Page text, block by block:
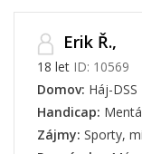
Erik Ř.,
18 let ID: 10569
Domov: Háj-DSS
Handicap:
Zájmy: Sporty,